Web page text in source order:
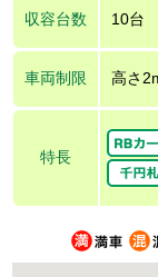
収容台数 10台
車両制限 高さ
特長